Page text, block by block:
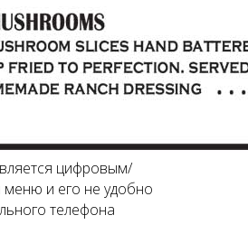
цифровым/
меню и его не удобно
телефона